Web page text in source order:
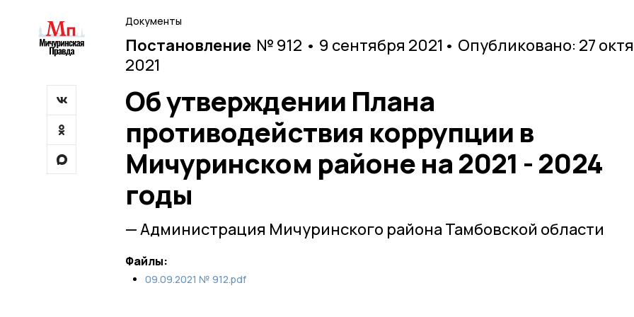
Документы
Постановление № 912 • 9 сентября 2021 • Опубликовано: 27
2021
Об утверждении Плана
противодействия коррупции в
Мичуринском районе на 2021 - 2024
годы
— Администрация Мичуринского района Тамбовской области
Файлы:
09.09.2021 № 912.pdf